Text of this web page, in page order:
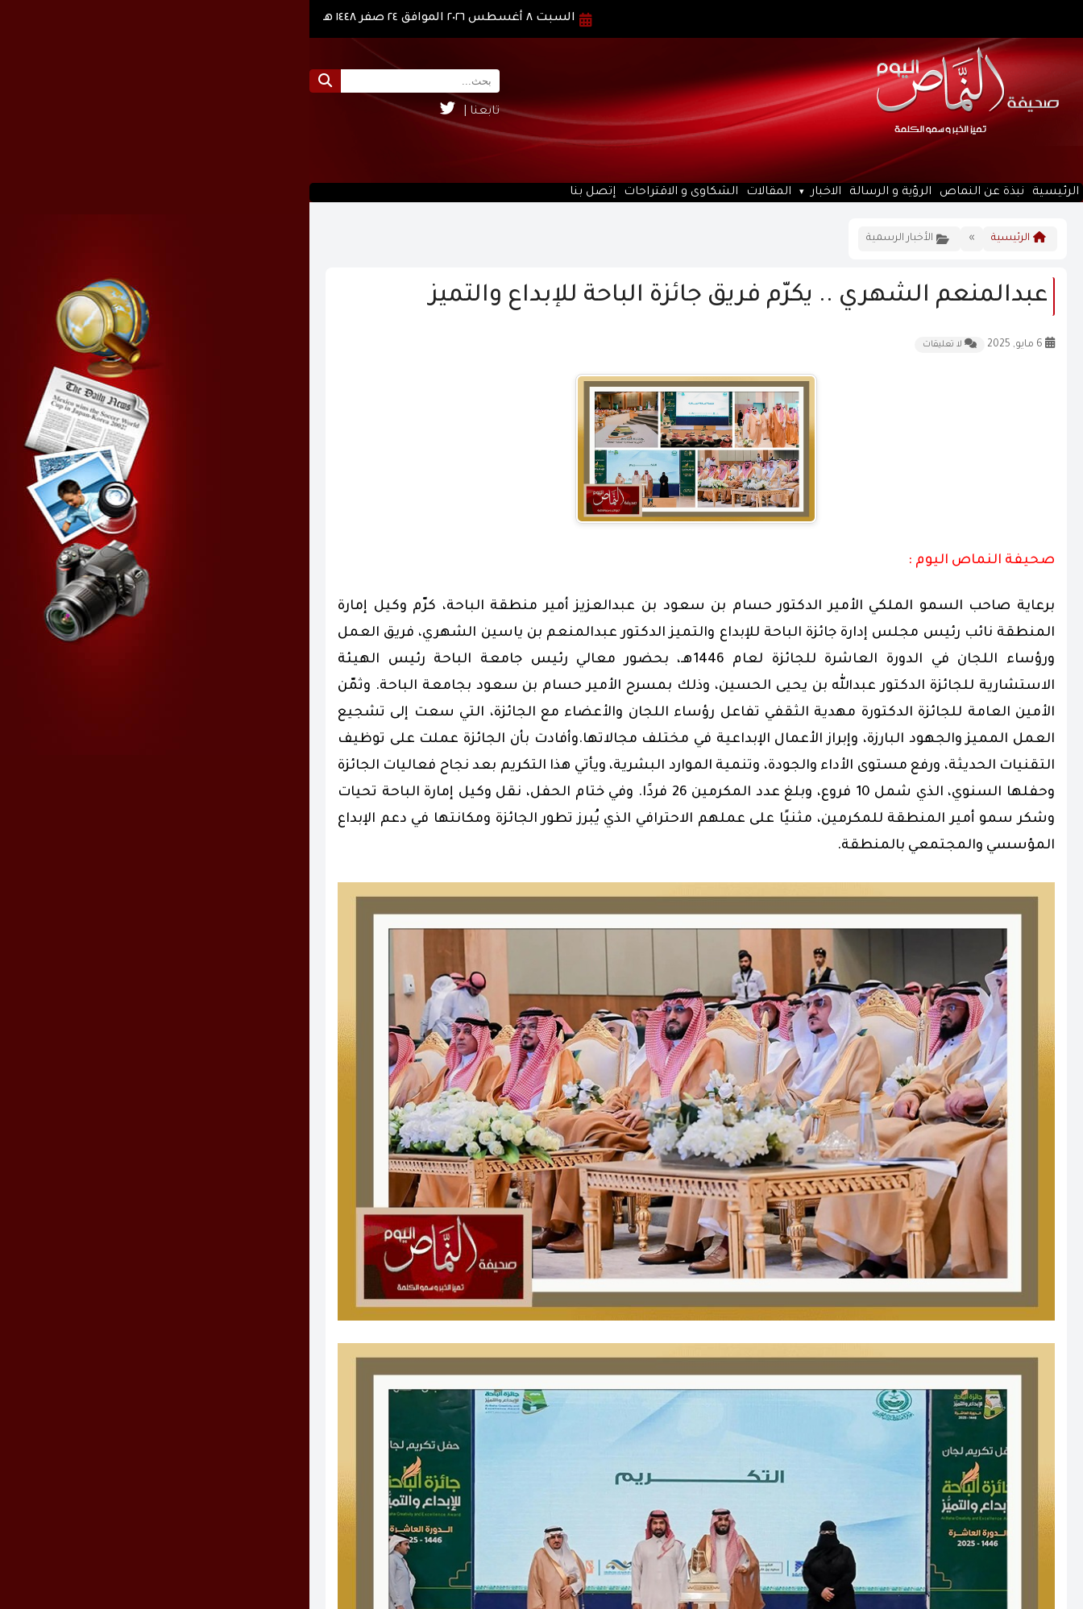
السبت ٨ أغسطس ٢٠٢٦ الموافق ٢٤ صفر ١٤٤٨ هـ
تابعنا |
الرئيسية نبذة عن النماص الرؤية و الرسالة الاخبار المقالات الشكاوى و الاقتراحات إتصل بنا
الرئيسية » الأخبار الرسمية
عبدالمنعم الشهري .. يكرّم فريق جائزة الباحة للإبداع والتميز
لا تعليقات
صحيفة النماص اليوم :
برعاية صاحب السمو الملكي الأمير الدكتور حسام بن سعود بن عبدالعزيز أمير منطقة الباحة، كرّم وكيل إمارة
المنطقة نائب رئيس مجلس إدارة جائزة الباحة للإبداع والتميز الدكتور عبدالمنعم بن ياسين الشهري، فريق العمل
ورؤساء اللجان في الدورة العاشرة للجائزة لعام 1446هـ، بحضور معالي رئيس جامعة الباحة رئيس الهيئة
الاستشارية للجائزة الدكتور عبدالله بن يحيى الحسين، وذلك بمسرح الأمير حسام بن سعود بجامعة الباحة. وثمّن
الأمين العامة للجائزة الدكتورة مهدية الثقفي تفاعل رؤساء اللجان والأعضاء مع الجائزة، التي سعت إلى تشجيع
العمل المميز والجهود البارزة، وإبراز الأعمال الإبداعية في مختلف مجالاتها.وأفادت بأن الجائزة عملت على توظيف
التقنيات الحديثة، ورفع مستوى الأداء والجودة، وتنمية الموارد البشرية، ويأتي هذا التكريم بعد نجاح فعاليات الجائزة
وحفلها السنوي، الذي شمل 10 فروع، وبلغ عدد المكرمين 26 فردًا. وفي ختام الحفل، نقل وكيل إمارة الباحة تحيات
وشكر سمو أمير المنطقة للمكرمين، مثنيًا على عملهم الاحترافي الذي يُبرز تطور الجائزة ومكانتها في دعم الإبداع
المؤسسي والمجتمعي بالمنطقة.